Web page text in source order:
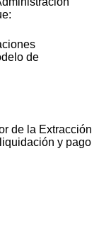
de
de la Extracción
y pago